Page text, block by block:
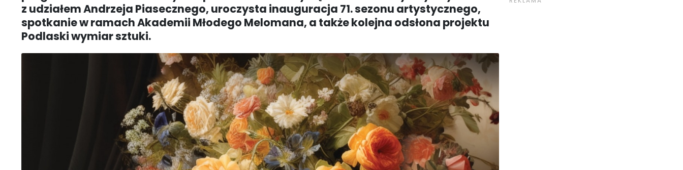
z udziałem Andrzeja Piasecznego, uroczysta inauguracja 71. sezonu artystycznego,
spotkanie w ramach Akademii Młodego Melomana, a także kolejna odsłona projektu
Podlaski wymiar sztuki.